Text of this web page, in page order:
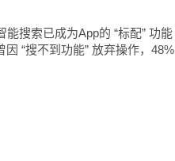
能搜索已成为App的 “标配”
因 “搜不到功能” 放弃操作，